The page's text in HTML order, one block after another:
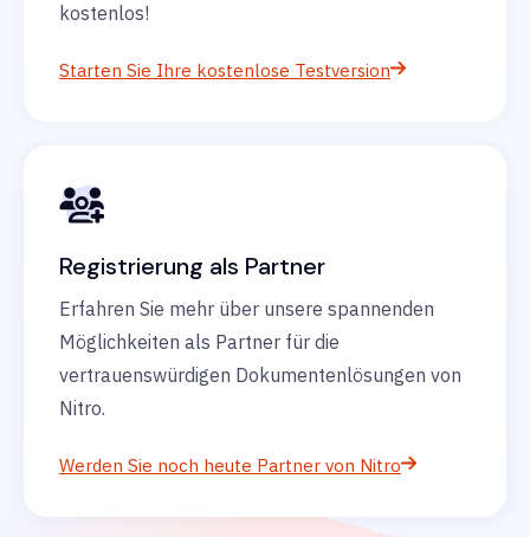
kostenlos!
Starten Sie Ihre kostenlose Testversion
Registrierung als Partner
Erfahren Sie mehr über unsere spannenden
Möglichkeiten als Partner für die
vertrauenswürdigen Dokumentenlösungen von
Nitro.
Werden Sie noch heute Partner von Nitro